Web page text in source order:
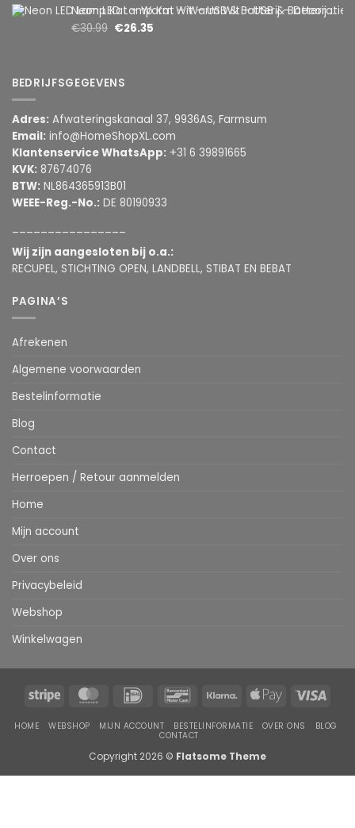
Neon LED Lamp Kat – Warm Wit – USB & Batterij – Decoratieve Tafellamp voor Kinderkamer – 28,5 x 24,5 cm
€30.99 €26.35
BEDRIJFSGEGEVENS
Adres: Afwateringskanaal 37, 9936AS, Farmsum
Email: info@HomeShopXL.com
Klantenservice WhatsApp: +31 6 39891665
KVK: 87674076
BTW: NL864365913B01
WEEE-Reg.-No.: DE 80190933
Wij zijn aangesloten bij o.a.:
RECUPEL, STICHTING OPEN, LANDBELL, STIBAT EN BEBAT
PAGINA’S
Afrekenen
Algemene voorwaarden
Bestelinformatie
Blog
Contact
Herroepen / Retour aanmelden
Home
Mijn account
Over ons
Privacybeleid
Webshop
Winkelwagen
Stripe MasterCardIDeal BancontactKlarna
Apple
HOME WEBSHOP MIJN ACCOUNT BESTELINFORMATIE OVER ONS
BLOG
CONTACT
Copyright 2026 © Flatsome Theme